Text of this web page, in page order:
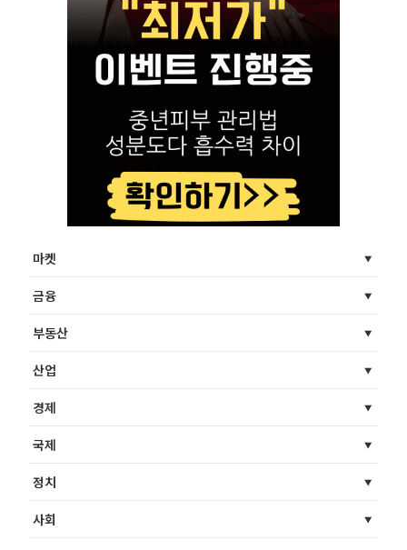
마켓
금융
부동산
산업
경제
국제
정치
사회